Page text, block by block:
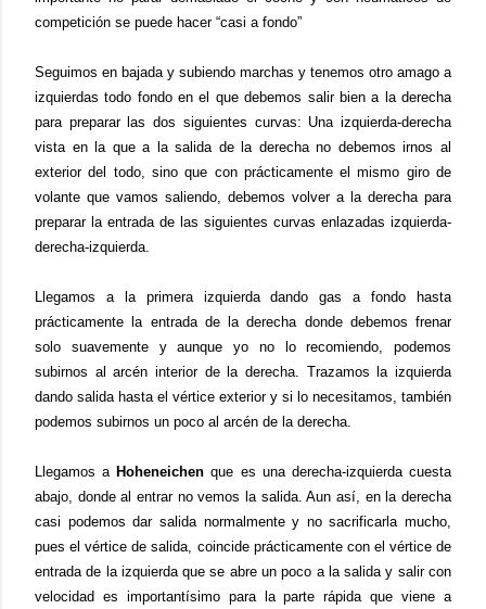
competición se puede hacer “casi a fondo”
Seguimos en bajada y subiendo marchas y tenemos otro amago a
izquierdas todo fondo en el que debemos salir bien a la derecha
para preparar las dos siguientes curvas: Una izquierda-derecha
vista en la que a la salida de la derecha no debemos irnos al
exterior del todo, sino que con prácticamente el mismo giro de
volante que vamos saliendo, debemos volver a la derecha para
preparar la entrada de las siguientes curvas enlazadas izquierda-
derecha-izquierda.
Llegamos a la primera izquierda dando gas a fondo hasta
prácticamente la entrada de la derecha donde debemos frenar
solo suavemente y aunque yo no lo recomiendo, podemos
subirnos al arcén interior de la derecha. Trazamos la izquierda
dando salida hasta el vértice exterior y si lo necesitamos, también
podemos subirnos un poco al arcén de la derecha.
Llegamos aHoheneichen que es una derecha-izquierda cuesta
abajo, donde al entrar no vemos la salida. Aun así, en la derecha
casi podemos dar salida normalmente y no sacrificarla mucho,
pues el vértice de salida, coincide prácticamente con el vértice de
entrada de la izquierda que se abre un poco a la salida y salir con
velocidad es importantísimo para la parte rápida que viene a